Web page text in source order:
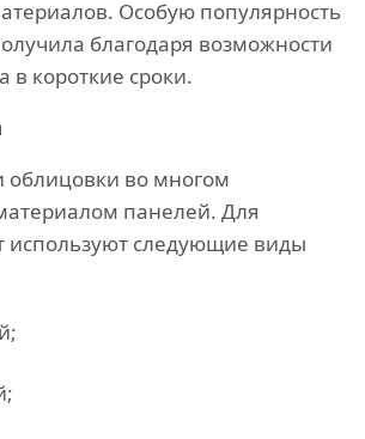
Особую популярность
благодаря возможности
в короткие сроки.
облицовки во многом
панелей. Для
используют следующие виды